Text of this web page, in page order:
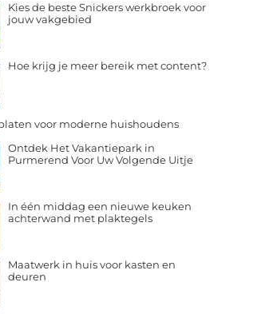
Kies de beste Snickers werkbroek voor
jouw vakgebied
Hoe krijg je meer bereik met content?
voor moderne huishoudens
Ontdek Het Vakantiepark in
Purmerend Voor Uw Volgende Uitje
In één middag een nieuwe keuken
achterwand met plaktegels
Maatwerk in huis voor kasten en
deuren